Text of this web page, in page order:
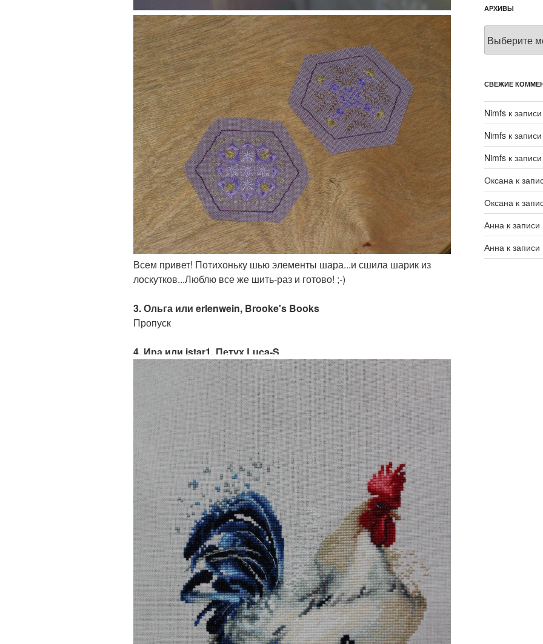
Всем привет! Потихоньку шью элементы шара...и сшила шарик из
лоскутков...Люблю все же шить-раз и готово! ;-)
3. Ольга или erlenwein, Brooke's Books
Пропуск
4. Ира или istar1, Петух Luca-S
АРХИВЫ
СВЕЖИЕ
Nimfsк
Nimfsк
Nimfsк
Оксанак
Оксанак
Аннак записи
Аннак записи